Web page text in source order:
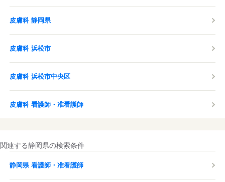
皮膚科 静岡県
皮膚科 浜松市
皮膚科 浜松市中央区
皮膚科 看護師・准看護師
関連する静岡県の検索条件
静岡県 看護師・准看護師